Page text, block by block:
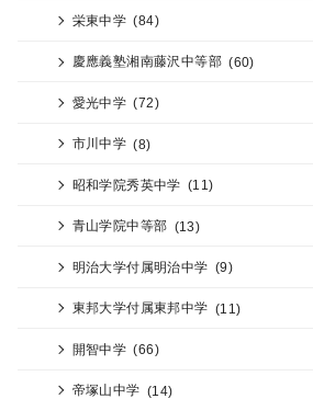
栄東中学 (84)
慶應義塾湘南藤沢中等部 (60)
愛光中学 (72)
市川中学 (8)
昭和学院秀英中学 (11)
青山学院中等部 (13)
明治大学付属明治中学 (9)
東邦大学付属東邦中学 (11)
開智中学 (66)
帝塚山中学 (14)